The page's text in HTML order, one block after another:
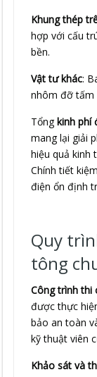
Khung thép
hợp với cấu
bền.
Vật tư khác:
nhôm đỡ tấm
Tổngkinh phí
mang lại giải
hiệu quả kinh
Chính tiết
điện ổn định
Quy
tông
Công trình thi
được thực
bảo an toàn
kỹ thuật viên
Khảo sát và